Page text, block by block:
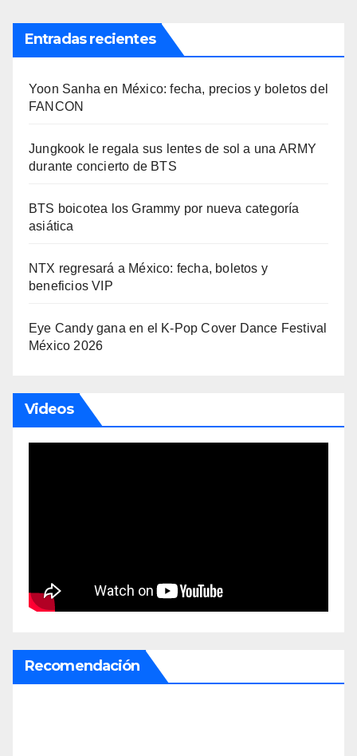
Entradas recientes
Yoon Sanha en México: fecha, precios y boletos del
FANCON
Jungkook le regala sus lentes de sol a una ARMY
durante concierto de BTS
BTS boicotea los Grammy por nueva categoría
asiática
NTX regresará a México: fecha, boletos y
beneficios VIP
Eye Candy gana en el K-Pop Cover Dance Festival
México 2026
Videos
Recomendación